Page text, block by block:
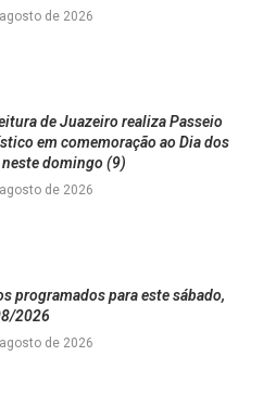
de 2026
de Juazeiro realiza Passeio
em comemoração ao Dia dos
domingo (9)
de 2026
programados para este sábado,
2026
de 2026